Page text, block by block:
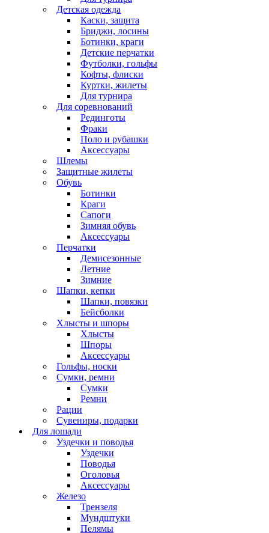
Детская одежда
Каски, защита
Бриджи, лосины
Ботинки, краги
Детские перчатки
Футболки, гольфы
Кофты, флиски
Куртки, жилеты
Для турнира
Для соревнований
Рединготы
Фраки
Поло и рубашки
Аксессуары
Шлемы
Защитные жилеты
Обувь
Ботинки
Краги
Сапоги
Зимняя обувь
Аксессуары
Перчатки
Демисезонные
Летние
Зимние
Шапки, кепки
Шапки, повязки
Бейсболки
Хлысты и шпоры
Хлысты
Шпоры
Аксессуары
Гольфы, носки
Сумки, ремни
Сумки
Ремни
Рации
Сувениры, подарки
Для лошади
Уздечки и поводья
Уздечки
Поводья
Оголовья
Аксессуары
Железо
Трензеля
Мундштуки
Пелямы